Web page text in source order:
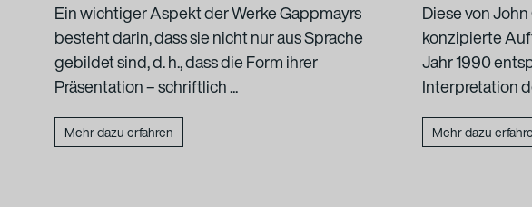
Ein wichtiger Aspekt der Werke Gappmayrs
besteht darin, dass sie nicht nur aus Sprache
gebildet sind, d. h., dass die Form ihrer
Präsentation – schriftlich ...
Mehr dazu erfahren
Diese von
konzipierte
Jahr 1990
Interpretation
Mehr dazu